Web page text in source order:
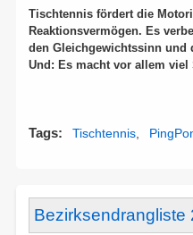
Tischtennis fördert die
Reaktionsvermögen. Es
den Gleichgewichtssinn und
Und: Es macht vor allem viel
Tags Tischtennis
Bezirksendrangliste